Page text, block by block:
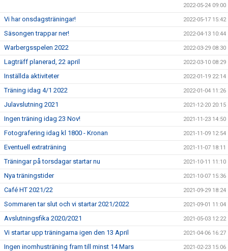
2022-05-24 09:00
Vi har onsdagsträningar! 2022-05-17 15:42
Säsongen trappar ner! 2022-04-13 10:44
Warbergsspelen 2022 2022-03-29 08:30
Lagträff planerad, 22 april 2022-03-10 08:29
Inställda aktiviteter 2022-01-19 22:14
Träning idag 4/1 2022 2022-01-04 11:26
Julavslutning 2021 2021-12-20 20:15
Ingen träning idag 23 Nov! 2021-11-23 14:50
Fotografering idag kl 1800 - Kronan 2021-11-09 12:54
Eventuell extraträning 2021-11-07 18:11
Träningar på torsdagar startar nu 2021-10-11 11:10
Nya träningstider 2021-10-07 15:36
Café HT 2021/22 2021-09-29 18:24
Sommaren tar slut och vi startar 2021/2022 2021-09-01 11:04
Avslutningsfika 2020/2021 2021-05-03 12:22
Vi startar upp träningarna igen den 13 April 2021-04-06 16:27
Ingen inomhusträning fram till minst 14 Mars 2021-02-23 15:06